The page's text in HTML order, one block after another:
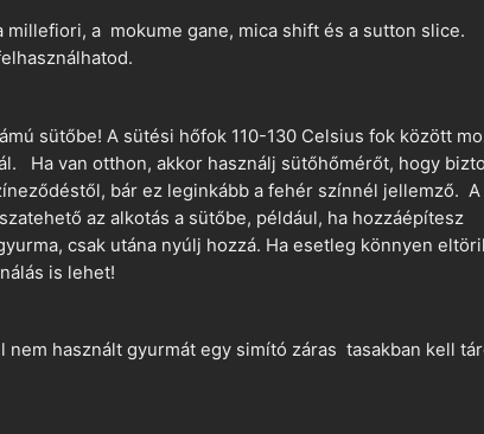
a mokume gane, mica shift és a sutton slice.
sütőbe! A sütési hőfok 110-130 Celsius fok között
Ha van otthon, akkor használj sütőhőmérőt, hogy
bár ez leginkább a fehér színnél jellemző. A
az alkotás a sütőbe, például, ha hozzáépítesz
csak utána nyúlj hozzá. Ha esetleg könnyen
is lehet!
nem használt gyurmát egy simító záras tasakban kell